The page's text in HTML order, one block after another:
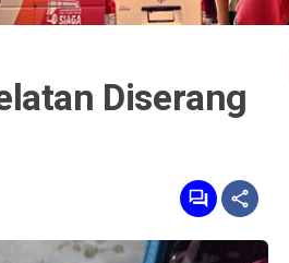
Diserang